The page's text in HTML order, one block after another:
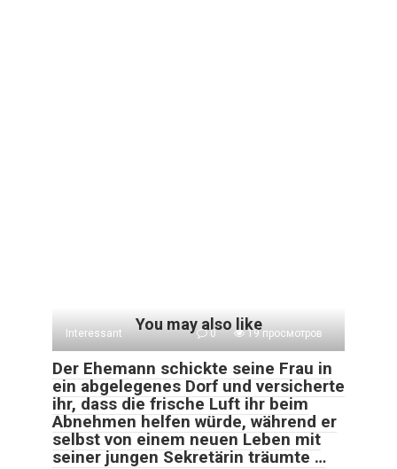
You may also like
Interessant 0 19 просмотров
Der Ehemann schickte seine Frau in
ein abgelegenes Dorf und versicherte
ihr, dass die frische Luft ihr beim
Abnehmen helfen würde, während er
selbst von einem neuen Leben mit
seiner jungen Sekretärin träumte …